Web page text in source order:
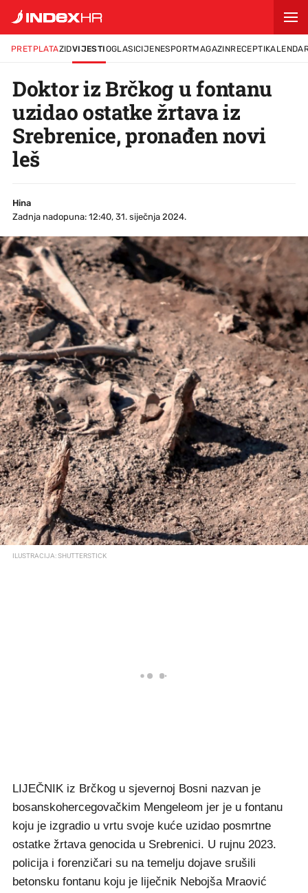
PRETPLATAZIDVIJESTIOGLASICIJENESPORTMAGAZINRECEPTI
Doktor iz Brčkog u fontanu
uzidao ostatke žrtava iz
Srebrenice, pronađen novi
leš
Hina
Zadnja nadopuna: 12:40, 31. siječnja 2024.
ILUSTRACIJA: SHUTTERSTICK
LIJEČNIK iz Brčkog u sjevernoj Bosni nazvan je
bosanskohercegovačkim Mengeleom jer je u fontanu
koju je izgradio u vrtu svoje kuće uzidao posmrtne
ostatke žrtava genocida u Srebrenici. U rujnu 2023.
policija i forenzičari su na temelju dojave srušili
betonsku fontanu koju je liječnik Nebojša Mraović